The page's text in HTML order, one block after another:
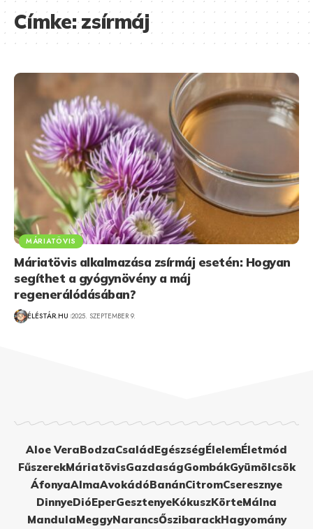
Címke:zsírmáj
MÁRIATÖVIS
Máriatövis alkalmazása zsírmáj esetén: Hogyan
segíthet a gyógynövény a máj
regenerálódásában?
ÉLÉSTÁR.HU 2025. SZEPTEMBER 9.
Aloe VeraBodzaCsaládEgészségÉlelemÉletmód
FűszerekMáriatövisGazdaságGombákGyümölcsök
ÁfonyaAlmaAvokádóBanánCitromCseresznye
DinnyeDióEperGesztenyeKókuszKörteMálna
MandulaMeggyNarancsŐszibarackHagyomány